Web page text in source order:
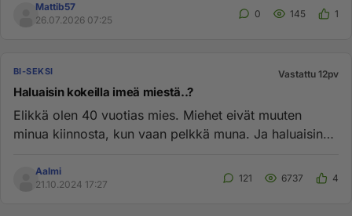
Mattib57
26.07.2026 07:25
0 145 1
BI-SEKSI Vastattu 12pv
Haluaisin kokeilla imeä miestä..?
Elikkä olen 40 vuotias mies. Miehet eivät muuten
minua kiinnosta, kun vaan pelkkä muna. Ja haluaisin
Aalmi
21.10.2024 17:27
121 6737 4